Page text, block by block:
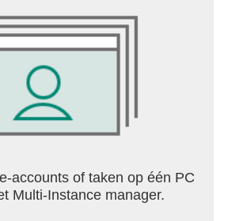
accounts of taken op één PC
Multi-Instance manager.